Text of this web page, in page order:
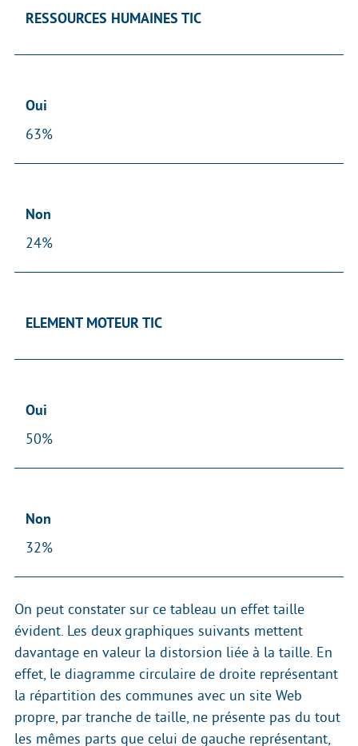
RESSOURCES HUMAINES TIC
Oui
63%
Non
24%
ELEMENT MOTEUR TIC
Oui
50%
Non
32%
On peut constater sur ce tableau un effet taille
évident. Les deux graphiques suivants mettent
davantage en valeur la distorsion liée à la taille. En
effet, le diagramme circulaire de droite représentant
la répartition des communes avec un site Web
propre, par tranche de taille, ne présente pas du tout
les mêmes parts que celui de gauche représentant,